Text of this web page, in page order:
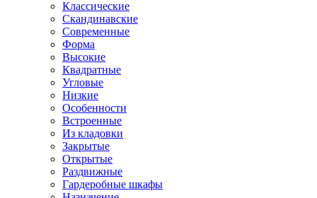
Классические
Скандинавские
Современные
Форма
Высокие
Квадратные
Угловые
Низкие
Особенности
Встроенные
Из кладовки
Закрытые
Открытые
Раздвижные
Гардеробные шкафы